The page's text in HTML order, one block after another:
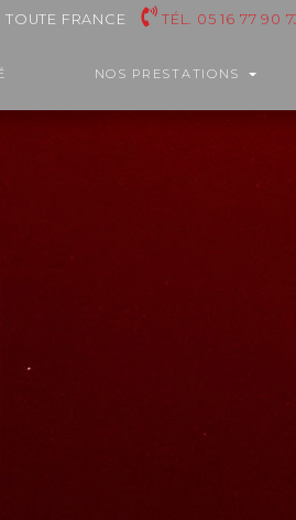
TOUTE FRANCE TÉL. 05 16 77 90
NOS PRESTATIONS